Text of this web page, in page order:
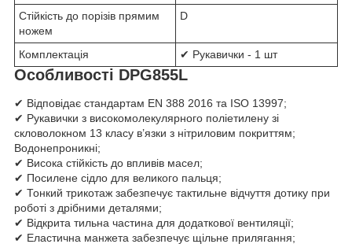
Стійкість до порізів прямим
ножем
D
Комплектація ✔ Рукавички - 1 шт
Особливості DPG855L
✔ Відповідає стандартам EN 388 2016 та ISO 13997;
✔ Рукавички з високомолекулярного поліетилену зі
скловолокном 13 класу в’язки з нітриловим покриттям;
Водонепроникні;
✔ Висока стійкість до впливів масел;
✔ Посилене сідло для великого пальця;
✔ Тонкий трикотаж забезпечує тактильне відчуття дотику при
роботі з дрібними деталями;
✔ Відкрита тильна частина для додаткової вентиляції;
✔ Еластична манжета забезпечує щільне прилягання;